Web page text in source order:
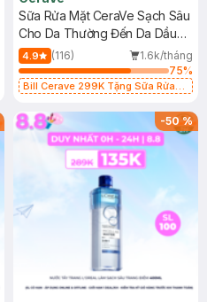
Sữa Rửa Mặt CeraVe Sạch Sâu
Cho Da Thường Đến Da Dầu
473ml
4.9 (116)
1.6k/tháng
75%
Bill Cerave 299K Tặng Sữa Rửa
-50%